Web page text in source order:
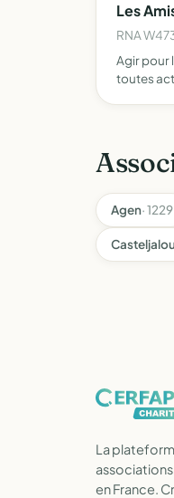
Les
RNA
Agir pour
toutes
Agen· 1229
La
en France.